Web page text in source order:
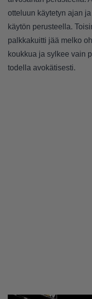
otteluun käytetyn ajan
käytön perusteella.
palkkakuitti jää melko
koukkua ja sylkee vain
todella avokätisesti.